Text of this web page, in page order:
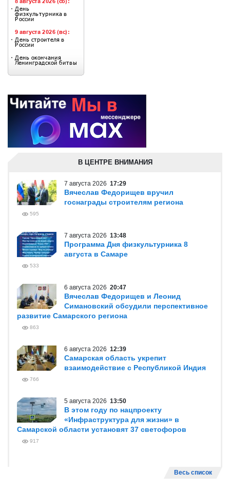
В ЦЕНТРЕ ВНИМАНИЯ
7 августа 2026 17:29
Вячеслав Федорищев вручил
госнаграды строителям региона
595
7 августа 2026 13:48
Программа Дня физкультурника 8
августа в Самаре
533
6 августа 2026 20:47
Вячеслав Федорищев и Леонид
Симановский обсудили перспективное
развитие Самарского региона
863
6 августа 2026 12:39
Самарская область укрепит
взаимодействие с Республикой Индия
766
5 августа 2026 13:50
В этом году по нацпроекту
«Инфраструктура для жизни» в
Самарской области установят 37 светофоров
917
Весь список